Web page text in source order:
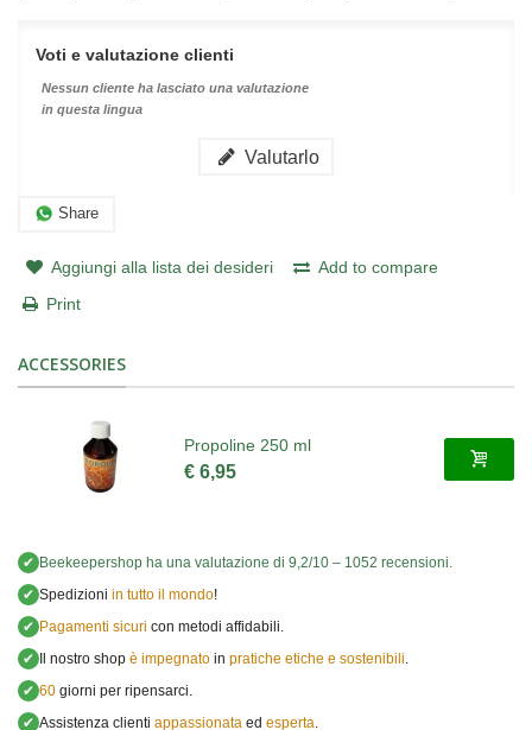
Voti e valutazione clienti
Nessun cliente ha lasciato una valutazione
in questa lingua
Valutarlo
Share
Aggiungi alla lista dei desideri
Add to compare
Print
ACCESSORIES
Propoline 250 ml
€ 6,95
✔ Beekeepershop ha una valutazione di 9,2/10 – 1052 recensioni.
✔ Spedizioni in tutto il mondo!
✔ Pagamenti sicuri con metodi affidabili.
✔ Il nostro shop è impegnato in pratiche etiche e sostenibili
✔ 60 giorni per ripensarci.
✔ Assistenza clienti appassionata ed esperta